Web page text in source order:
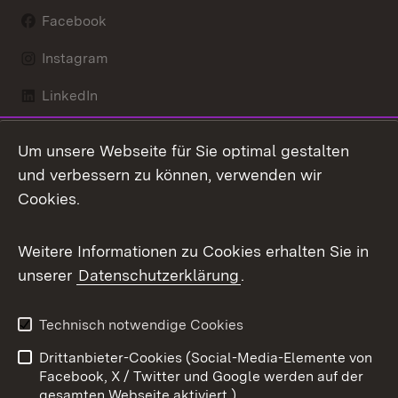
Facebook
Instagram
LinkedIn
X / Twitter
Youtube
Kontakt
Datenschutz
Barrierefreiheit
Impressum
Cookies
Um unsere Webseite für Sie optimal gestalten
und verbessern zu können, verwenden wir
Cookies.
Weitere Informationen zu Cookies erhalten Sie in
unserer Datenschutzerklärung.
Technisch notwendige Cookies
Drittanbieter-Cookies (Social-Media-Elemente von
Facebook, X / Twitter und Google werden auf der